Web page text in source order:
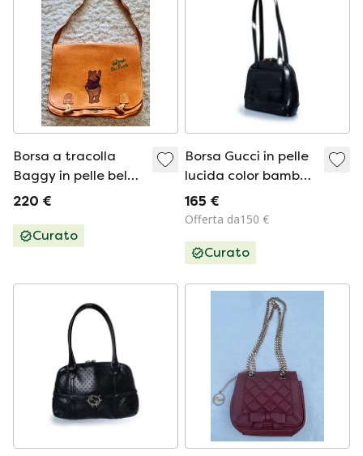
Borsa a tracolla
Baggy in pelle belga
con motivo Winnie
220 €
Curato
Borsa Gucci in pelle
lucida color bambù,
colore nero
165 €
Offerta da150 €
Curato